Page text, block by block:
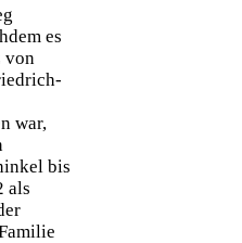
es
von
war,
bis
als